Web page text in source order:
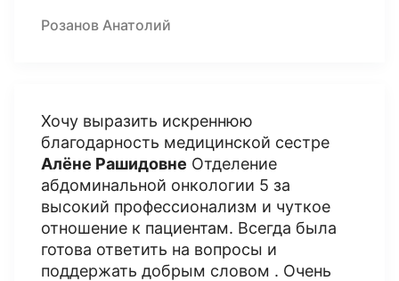
Розанов Анатолий
Хочу выразить искреннюю
благодарность медицинской сестре
Алёне Рашидовне Отделение
абдоминальной онкологии 5 за
высокий профессионализм и чуткое
отношение к пациентам. Всегда была
готова ответить на вопросы и
поддержать добрым словом . Очень